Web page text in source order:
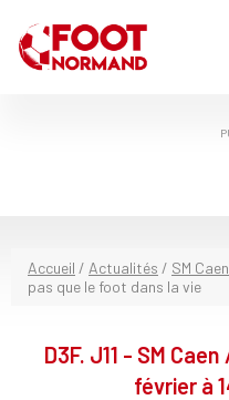
Accueil / Actualités / SM Caen
pas que le foot dans la vie
D3F. J11 - SM
février à